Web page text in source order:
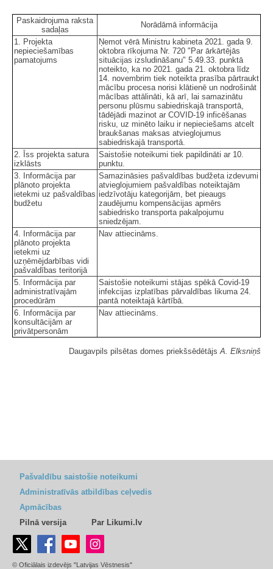
Paskaidrojuma raksta
sadaļas
Norādāmā informācija
1. Projekta
nepieciešamības
pamatojums
Ņemot vērā Ministru kabineta 2021. gada 9.
oktobra rīkojuma Nr. 720 "Par ārkārtējās
situācijas izsludināšanu" 5.49.33. punktā
noteikto, ka no 2021. gada 21. oktobra līdz
14. novembrim tiek noteikta prasība pārtraukt
mācību procesa norisi klātienē un nodrošināt
mācības attālināti, kā arī, lai samazinātu
personu plūsmu sabiedriskajā transportā,
tādējādi mazinot ar COVID-19 inficēšanas
risku, uz minēto laiku ir nepieciešams atcelt
braukšanas maksas atvieglojumus
sabiedriskajā transportā.
2. Īss projekta satura
izklāsts
Saistošie noteikumi tiek papildināti ar 10.
punktu.
3. Informācija par
plānoto projekta
ietekmi uz pašvaldības
budžetu
Samazināsies pašvaldības budžeta izdevumi
atvieglojumiem pašvaldības noteiktajām
iedzīvotāju kategorijām, bet pieaugs
zaudējumu kompensācijas apmērs
sabiedrisko transporta pakalpojumu
sniedzējam.
4. Informācija par
plānoto projekta
ietekmi uz
uzņēmējdarbības vidi
pašvaldības teritorijā
Nav attiecināms.
5. Informācija par
administratīvajām
procedūrām
Saistošie noteikumi stājas spēkā Covid-19
infekcijas izplatības pārvaldības likuma 24.
pantā noteiktajā kārtībā.
6. Informācija par
konsultācijām ar
privātpersonām
Nav attiecināms.
Daugavpils pilsētas domes priekšsēdētājsA. Elksniņš
Pašvaldību saistošie noteikumi
Administratīvās atbildības ceļvedis
Apmācības
Pilnā versija
Par Likumi.lv
© Oficiālais izdevējs "Latvijas Vēstnesis"